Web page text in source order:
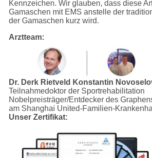
Kennzeichen. Wir glauben, dass diese
Gamaschen mit EMS anstelle der
der Gamaschen kurz wird.
Arztteam:
Dr. Derk Rietveld Konstantin
Teilnahmedoktor der Sportrehabilitation
Nobelpreisträger/Entdecker des
am Shanghai United-Familien-
Unser Zertifikat: